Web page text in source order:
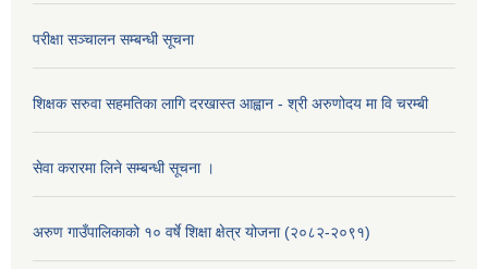
परीक्षा सञ्चालन सम्बन्धी सूचना
शिक्षक सरुवा सहमतिका लागि दरखास्त आह्वान - श्री अरुणोदय मा वि चरम्बी
सेवा करारमा लिने सम्बन्धी सूचना ।
अरुण गाउँपालिकाको १० वर्षे शिक्षा क्षेत्र योजना (२०८२-२०९१)